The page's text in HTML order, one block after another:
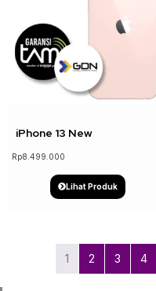
iPhone 13 New
Rp8.499.000
Lihat Produk
1 2 3 4